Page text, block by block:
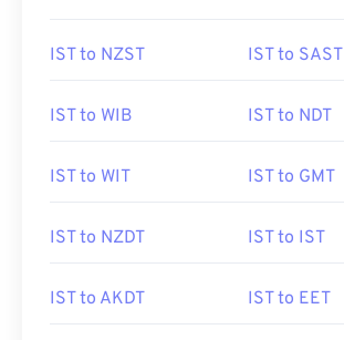
IST to NZST IST to SAST
IST to WIB IST to NDT
IST to WIT IST to GMT
IST to NZDT IST to IST
IST to AKDT IST to EET